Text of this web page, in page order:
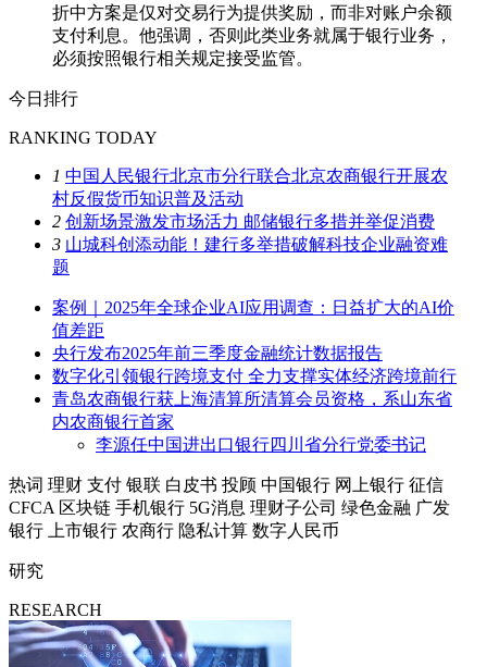
折中方案是仅对交易行为提供奖励，而非对账户余额
支付利息。他强调，否则此类业务就属于银行业务，
必须按照银行相关规定接受监管。
今日排行
RANKING TODAY
1 中国人民银行北京市分行联合北京农商银行开展农
村反假货币知识普及活动
2 创新场景激发市场活力 邮储银行多措并举促消费
3 山城科创添动能！建行多举措破解科技企业融资难
题
案例｜2025年全球企业AI应用调查：日益扩大的AI价
值差距
央行发布2025年前三季度金融统计数据报告
数字化引领银行跨境支付 全力支撑实体经济跨境前行
青岛农商银行获上海清算所清算会员资格，系山东省
内农商银行首家
李源任中国进出口银行四川省分行党委书记
热词 理财 支付 银联 白皮书 投顾 中国银行 网上银行 征信
CFCA 区块链 手机银行 5G消息 理财子公司 绿色金融 广发
银行
上市银行 农商行 隐私计算 数字人民币
研究
RESEARCH